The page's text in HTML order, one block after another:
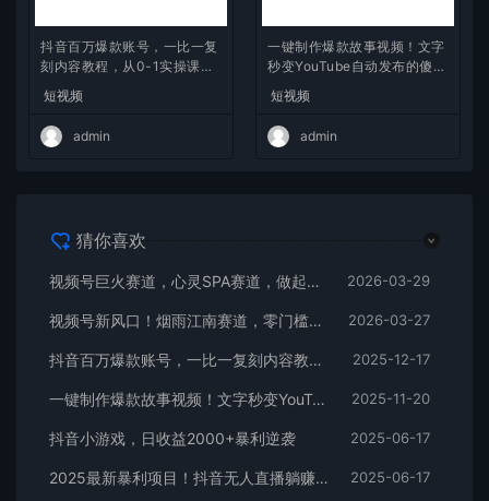
抖音百万爆款账号，一比一复
刻内容教程，从0-1实操课，
小白也能学会，复制爆款，月
入10w+
短视频
admin
一键制作爆款故事视频！文字
秒变YouTube自动发布的傻瓜
式教程
短视频
admin
猜你喜欢
视频号巨火赛道，心灵SPA赛道，做起来超简单，每天收益800+ 2026-03-29
视频号新风口！烟雨江南赛道，零门槛日入 500+ 2026-03-27
抖音百万爆款账号，一比一复刻内容教程，从0-1实操课，小白也能学会，复制爆款，月入10w+ 2025-12-17
一键制作爆款故事视频！文字秒变YouTube自动发布的傻瓜式教程 2025-11-20
抖音小游戏，日收益2000+暴利逆袭 2025-06-17
2025最新暴利项目！抖音无人直播躺赚攻略！抖音无人直播3.0玩法！0门槛… 2025-06-17